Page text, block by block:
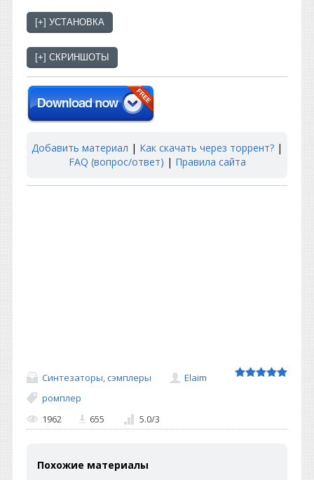
Добавить материал | Как скачать через торрент? |
FAQ (вопрос/ответ) | Правила сайта
Синтезаторы, сэмплеры
Elaim
ромплер
1962
655 5.0/3
Похожие материалы